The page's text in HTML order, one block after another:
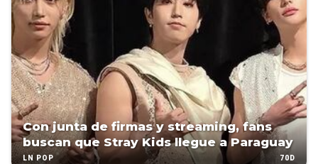
Con junta de firmas y streaming, fans
buscan que Stray Kids llegue a Paraguay
LN POP 70D